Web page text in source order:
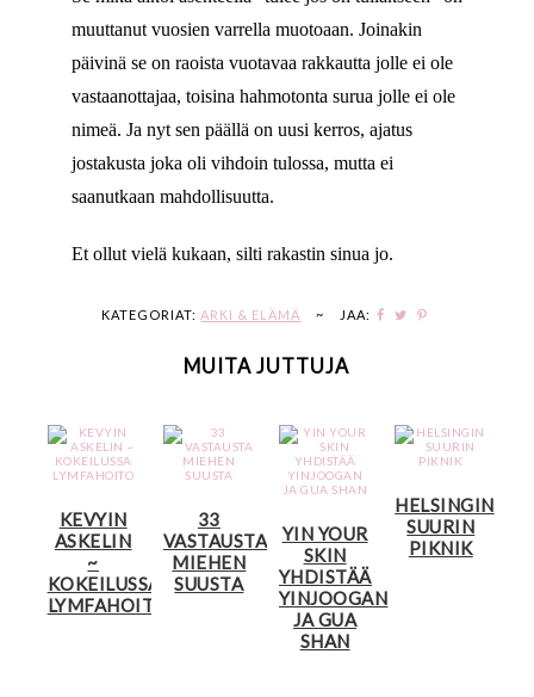
muuttanut vuosien varrella muotoaan. Joinakin
päivinä se on raoista vuotavaa rakkautta jolle ei ole
vastaanottajaa, toisina hahmotonta surua jolle ei ole
nimeä. Ja nyt sen päällä on uusi kerros, ajatus
jostakusta joka oli vihdoin tulossa, mutta ei
saanutkaan mahdollisuutta.
Et ollut vielä kukaan, silti rakastin sinua jo.
KATEGORIAT: ARKI & ELÄMÄ ~ JAA:
MUITA JUTTUJA
KEVYIN
ASKELIN
~
KOKEILUSSA
LYMFAHOITO
33
VASTAUSTA
MIEHEN
SUUSTA
YIN YOUR
SKIN
YHDISTÄÄ
YINJOOGAN
JA GUA
SHAN
HELSINGIN
SUURIN
PIKNIK